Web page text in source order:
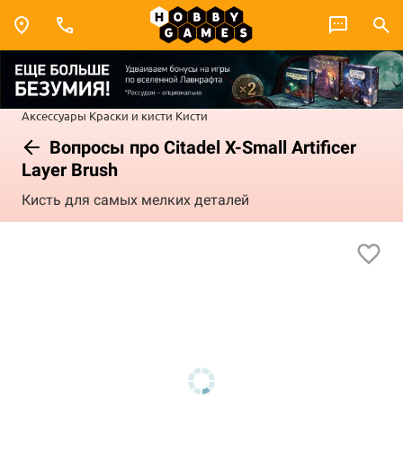
Аксессуары Краски и кисти Кисти
Вопросы про Citadel X-Small Artificer
Layer Brush
Кисть для самых мелких деталей